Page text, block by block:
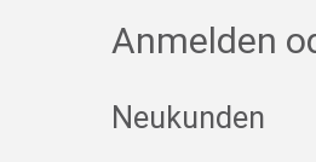
Anmelden
Neukunden